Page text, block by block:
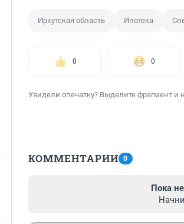
Иркутская область Ипотека
0 0
Увидели опечатку? Выделите фрагмент и
КОММЕНТАРИИ 0
Пока